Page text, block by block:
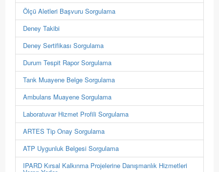
Ölçü Aletleri Başvuru Sorgulama
Deney Takibi
Deney Sertifikası Sorgulama
Durum Tespit Rapor Sorgulama
Tank Muayene Belge Sorgulama
Ambulans Muayene Sorgulama
Laboratuvar Hizmet Profili Sorgulama
ARTES Tip Onay Sorgulama
ATP Uygunluk Belgesi Sorgulama
IPARD Kırsal Kalkınma Projelerine Danışmanlık Hizmetleri